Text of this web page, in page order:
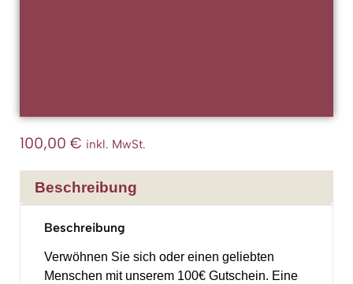
100,00 € inkl. MwSt.
Beschreibung
Beschreibung
Verwöhnen Sie sich oder einen geliebten
Menschen mit unserem 100€ Gutschein. Eine